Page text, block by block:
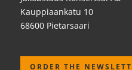
Kauppiaankatu 10
68600 Pietarsaari
ORDER THE